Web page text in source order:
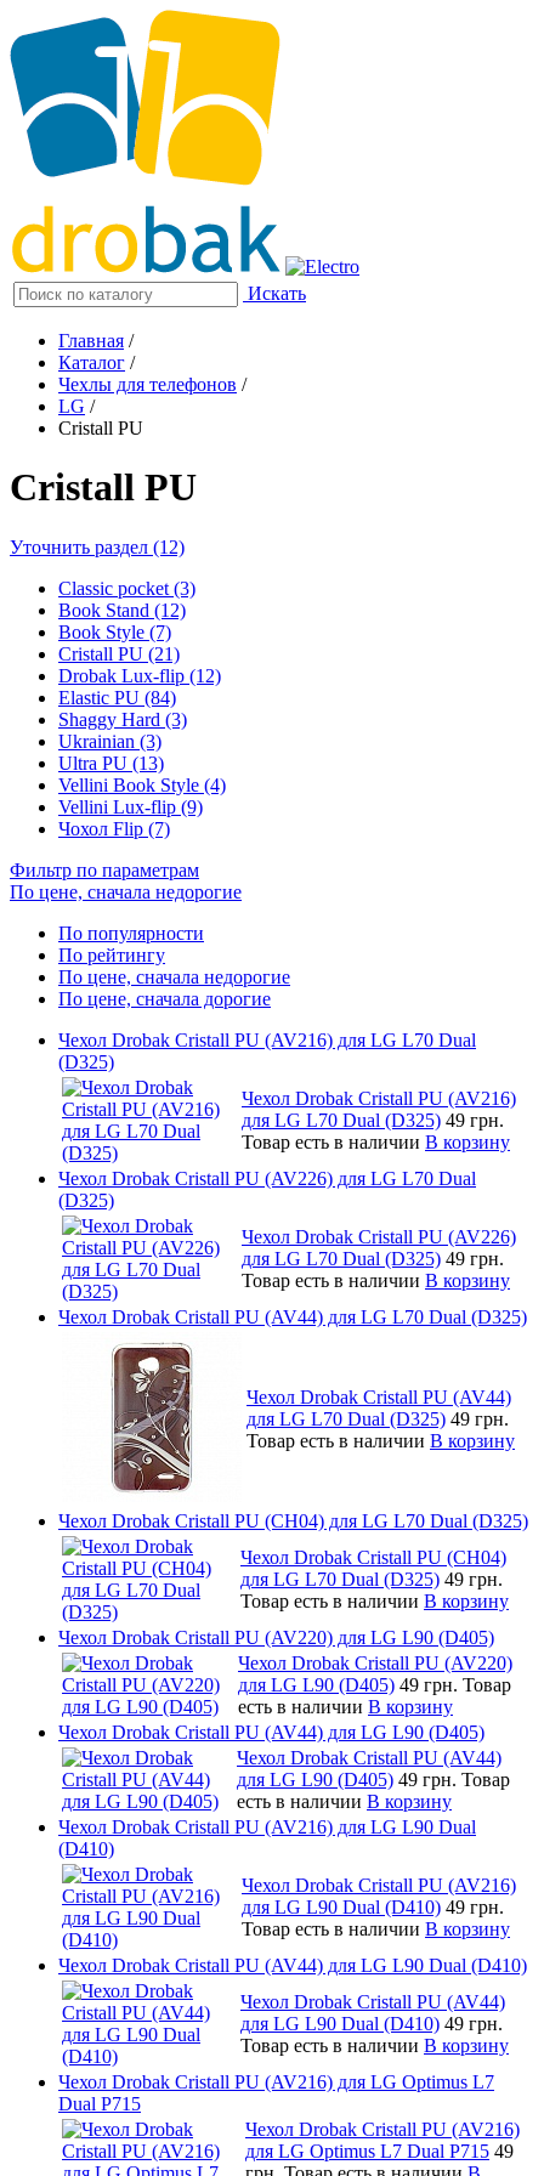
Искать
Главная /
Каталог /
Чехлы для телефонов /
LG /
Cristall PU
Cristall PU
Уточнить раздел (12)
Classic pocket (3)
Book Stand (12)
Book Style (7)
Cristall PU (21)
Drobak Lux-flip (12)
Elastic PU (84)
Shaggy Hard (3)
Ukrainian (3)
Ultra PU (13)
Vellini Book Style (4)
Vellini Lux-flip (9)
Чохол Flip (7)
Фильтр по параметрам
По цене, сначала недорогие
По популярности
По рейтингу
По цене, сначала недорогие
По цене, сначала дорогие
Чехол Drobak Cristall PU (AV216) для LG L70 Dual
(D325)
Чехол Drobak Cristall PU (AV216)
для LG L70 Dual (D325) 49 грн.
Товар есть в наличии В корзину
Чехол Drobak Cristall PU (AV226) для LG L70 Dual
(D325)
Чехол Drobak Cristall PU (AV226)
для LG L70 Dual (D325) 49 грн.
Товар есть в наличии В корзину
Чехол Drobak Cristall PU (AV44) для LG L70 Dual (D325)
Чехол Drobak Cristall PU (AV44)
для LG L70 Dual (D325) 49 грн.
Товар есть в наличии В корзину
Чехол Drobak Cristall PU (CH04) для LG L70 Dual (D325)
Чехол Drobak Cristall PU (CH04)
для LG L70 Dual (D325) 49 грн.
Товар есть в наличии В корзину
Чехол Drobak Cristall PU (AV220) для LG L90 (D405)
Чехол Drobak Cristall PU (AV220)
для LG L90 (D405) 49 грн. Товар
есть в наличии В корзину
Чехол Drobak Cristall PU (AV44) для LG L90 (D405)
Чехол Drobak Cristall PU (AV44)
для LG L90 (D405) 49 грн. Товар
есть в наличии В корзину
Чехол Drobak Cristall PU (AV216) для LG L90 Dual
(D410)
Чехол Drobak Cristall PU (AV216)
для LG L90 Dual (D410) 49 грн.
Товар есть в наличии В корзину
Чехол Drobak Cristall PU (AV44) для LG L90 Dual (D410)
Чехол Drobak Cristall PU (AV44)
для LG L90 Dual (D410) 49 грн.
Товар есть в наличии В корзину
Чехол Drobak Cristall PU (AV216) для LG Optimus L7
Dual P715
Чехол Drobak Cristall PU (AV216)
для LG Optimus L7 Dual P715 49